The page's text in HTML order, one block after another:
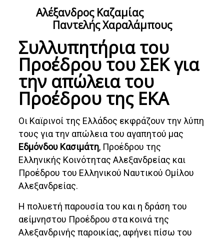
Αλέξανδρος Καζαμίας
Παντελής Χαραλάμπους
Συλλυπητήρια του
Προέδρου του ΣΕΚ για
την απώλεια του
Προέδρου της ΕΚΑ
Οι Καϊρινοί της Ελλάδος εκφράζουν την λύπη
τους για την απώλεια του αγαπητού μας
Εδμόνδου Κασιμάτη, Προέδρου της
Ελληνικής Κοινότητας Αλεξανδρείας και
Προέδρου του Ελληνικού Ναυτικού Ομίλου
Αλεξανδρείας.
Η πολυετή παρουσία του και η δράση του
αείμνηστου Προέδρου στα κοινά της
Αλεξανδρινής παροικίας, αφήνει πίσω του